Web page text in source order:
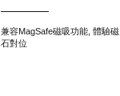
兼容MagSafe磁吸功能, 體驗磁
石對位